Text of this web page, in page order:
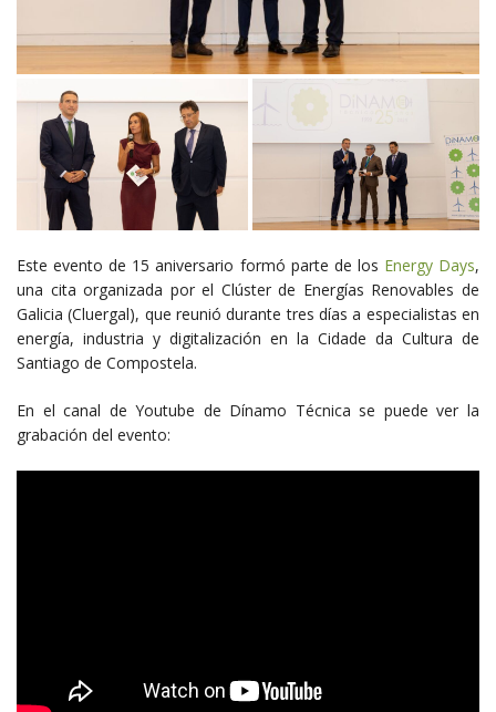
Este evento de 15 aniversario formó parte de los Energy Days,
una cita organizada por el Clúster de Energías Renovables de
Galicia (Cluergal), que reunió durante tres días a especialistas en
energía, industria y digitalización en la Cidade da Cultura de
Santiago de Compostela.
En el canal de Youtube de Dínamo Técnica se puede ver la
grabación del evento: